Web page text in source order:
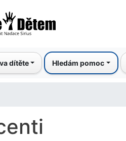
k
hlavnímu
dítěte Hledám pomoc